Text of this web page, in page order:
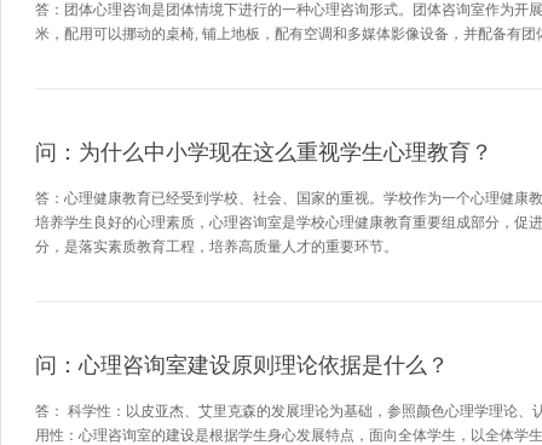
答：团体心理咨询是团体情境下进行的一种心理咨询形式。团体咨询室作为开
米，配用可以挪动的桌椅, 铺上地板，配有空调和多媒体影像设备，并配备有团
问：为什么中小学现在这么重视学生心理教育？
答：心理健康教育已经受到学校、社会、国家的重视。学校作为一个心理健
培养学生良好的心理素质，心理咨询室是学校心理健康教育重要组成部分，
分，是落实素质教育工程，培养高质量人才的重要环节。​
问：心理咨询室建设原则理论依据是什么？
答： 科学性：以皮亚杰、艾里克森的发展理论为基础，参照颜色心理学理
用性：心理咨询室的建设是根据学生身心发展特点，面向全体学生，以全体